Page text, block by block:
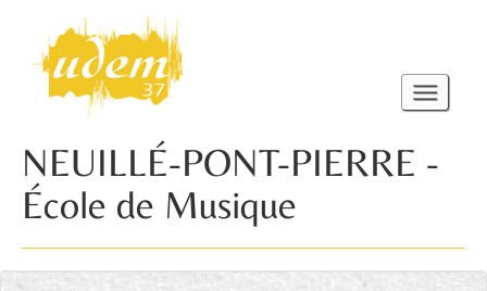
NEUILLÉ-PONT-PIERRE -
École de Musique